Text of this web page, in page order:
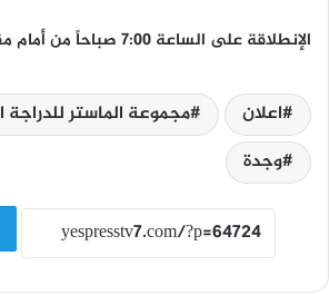
الإنطلاقة على الساعة 7:00 صباحاً من أمام مقر العصب .
اعلان
مجموعة الماستر للدراجة
وجدة